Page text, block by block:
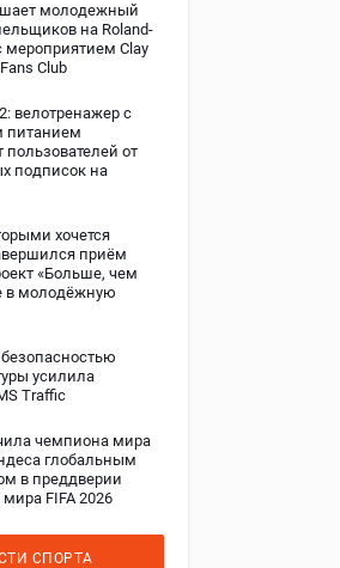
молодежный
на Roland-
мероприятием Clay
Club
велотренажер с
питанием
пользователей от
подписок на
хочется
приём
«Больше, чем
в молодёжную
усилила
Traffic
чемпиона мира
глобальным
в преддверии
FIFA 2026
СПОРТА